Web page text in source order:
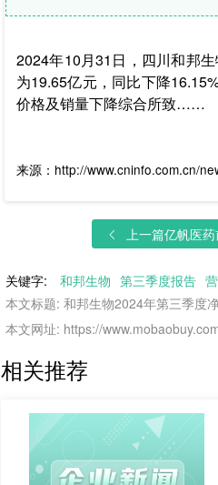
2024年10月31日，四川和邦
为19.65亿元，同比下降
价格及销量下降综合所致……
来源：http://www.cninfo.com.cn/
上一篇亿帆医
关键字: 和邦生物 第三季度报告
本文标题: 和邦生物2024年第三季度
本文网址: https://
相关推荐